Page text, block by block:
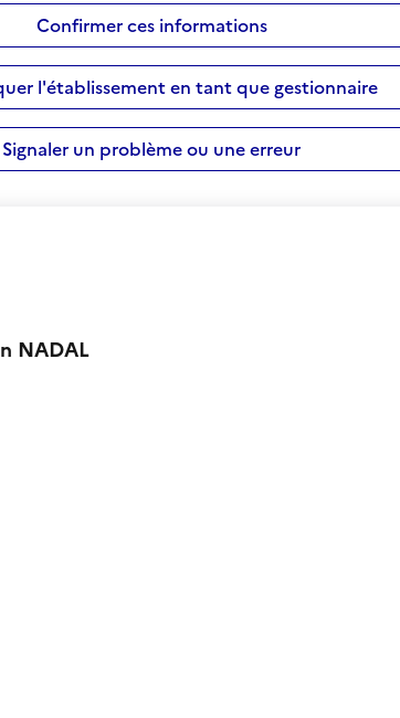
Confirmer ces informations
l'établissement en tant que gestionnaire
Signaler un problème ou une erreur
NADAL